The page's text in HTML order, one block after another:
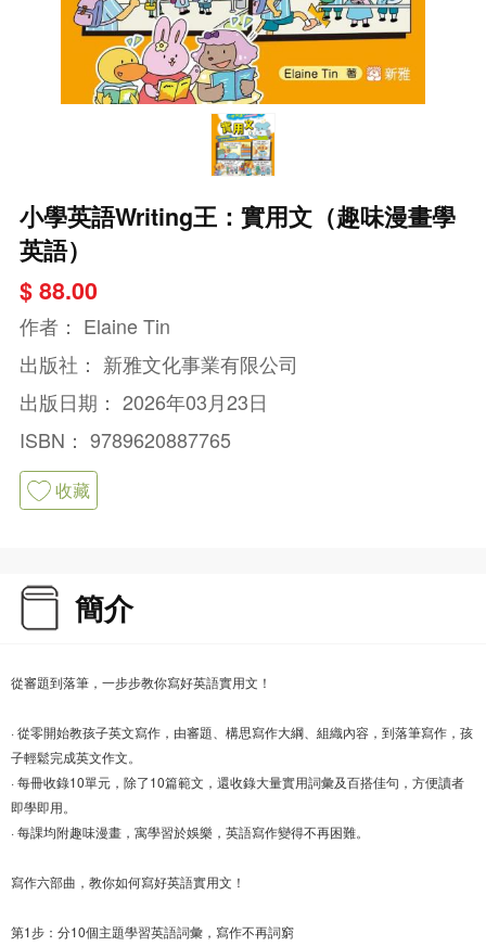
小學英語Writing王：實用文（趣味漫畫學
英語）
$ 88.00
作者： Elaine Tin
出版社： 新雅文化事業有限公司
出版日期： 2026年03月23日
ISBN： 9789620887765
收藏
簡介
從審題到落筆，一步步教你寫好英語實用文！
· 從零開始教孩子英文寫作，由審題、構思寫作大綱、組織內容，到落筆寫作，孩
子輕鬆完成英文作文。
· 每冊收錄10單元，除了10篇範文，還收錄大量實用詞彙及百搭佳句，方便讀者
即學即用。
· 每課均附趣味漫畫，寓學習於娛樂，英語寫作變得不再困難。
寫作六部曲，教你如何寫好英語實用文！
第1步：分10個主題學習英語詞彙，寫作不再詞窮